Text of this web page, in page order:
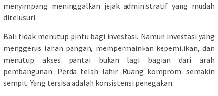
menyimpang meninggalkan jejak administratif yang mudah
ditelusuri.
Bali tidak menutup pintu bagi investasi. Namun investasi yang
menggerus lahan pangan, mempermainkan kepemilikan, dan
menutup akses pantai bukan lagi bagian dari arah
pembangunan. Perda telah lahir. Ruang kompromi semakin
sempit. Yang tersisa adalah konsistensi penegakan.